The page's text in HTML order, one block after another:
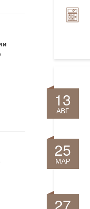
13
АВГ
25
МАР
27